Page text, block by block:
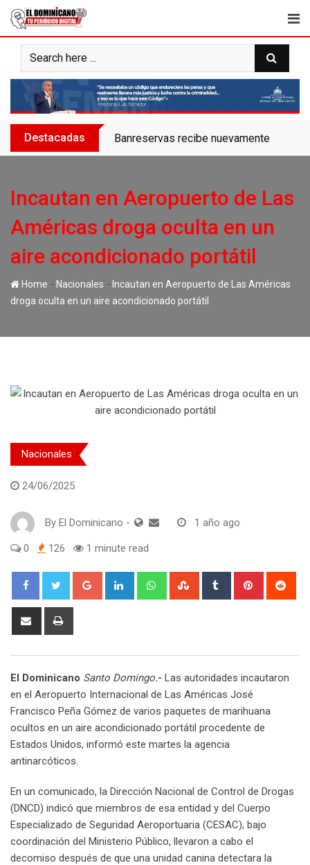
Skip
content
Destacadas Banreservas recibe nuevamente la
Incautan en Aeropuerto de Las
Américas droga oculta en un
aire acondicionado portátil
Home - Nacionales - Incautan en Aeropuerto de Las Américas
droga oculta en un aire acondicionado portátil
Nacionales
24/06/2025
By El Dominicano - 1 año ago
0 126 1 minute read
Google+ LinkedIn WhatsappStumbleUpon
Tumblr Pinterest
Share
El Dominicano Santo Domingo.- Las autoridades incautaron
en el Aeropuerto Internacional de Las Américas José
Francisco Peña Gómez de varios paquetes de marihuana
ocultos en un aire acondicionado portátil procedente de
Estados Unidos, informó este martes la agencia
antinarcóticos.
En un comunicado, la Dirección Nacional de Control de Drogas
(DNCD) indicó que miembros de esa entidad y del Cuerpo
Especializado de Seguridad Aeroportuaria (CESAC), bajo
coordinación del Ministerio Público, llevaron a cabo el
decomiso después de que una unidad canina detectara la